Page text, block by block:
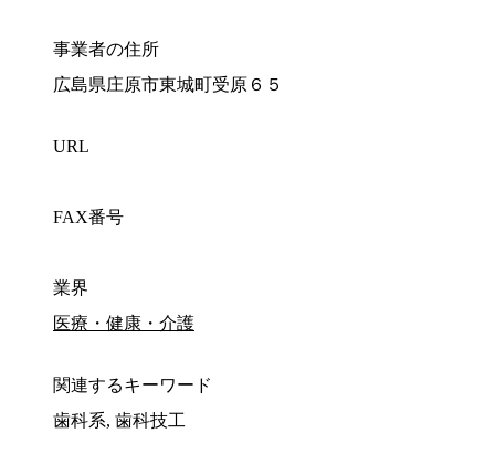
事業者の住所
広島県庄原市東城町受原６５
URL
FAX番号
業界
医療・健康・介護
関連するキーワード
歯科系, 歯科技工